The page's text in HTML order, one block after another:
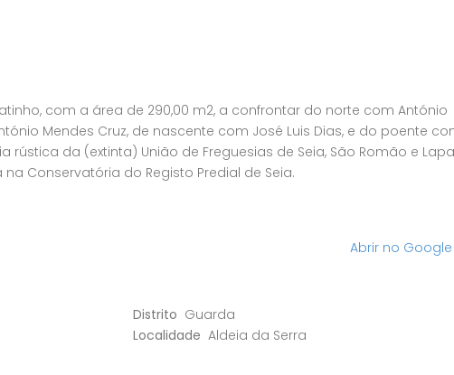
com a área de 290,00 m2, a confrontar do norte com António
Mendes Cruz, de nascente com José Luis Dias, e do poente
rústica da (extinta) União de Freguesias de Seia, São Romão e
Conservatória do Registo Predial de Seia.
Distrito Guarda
Localidade Aldeia da Serra
Abrir no